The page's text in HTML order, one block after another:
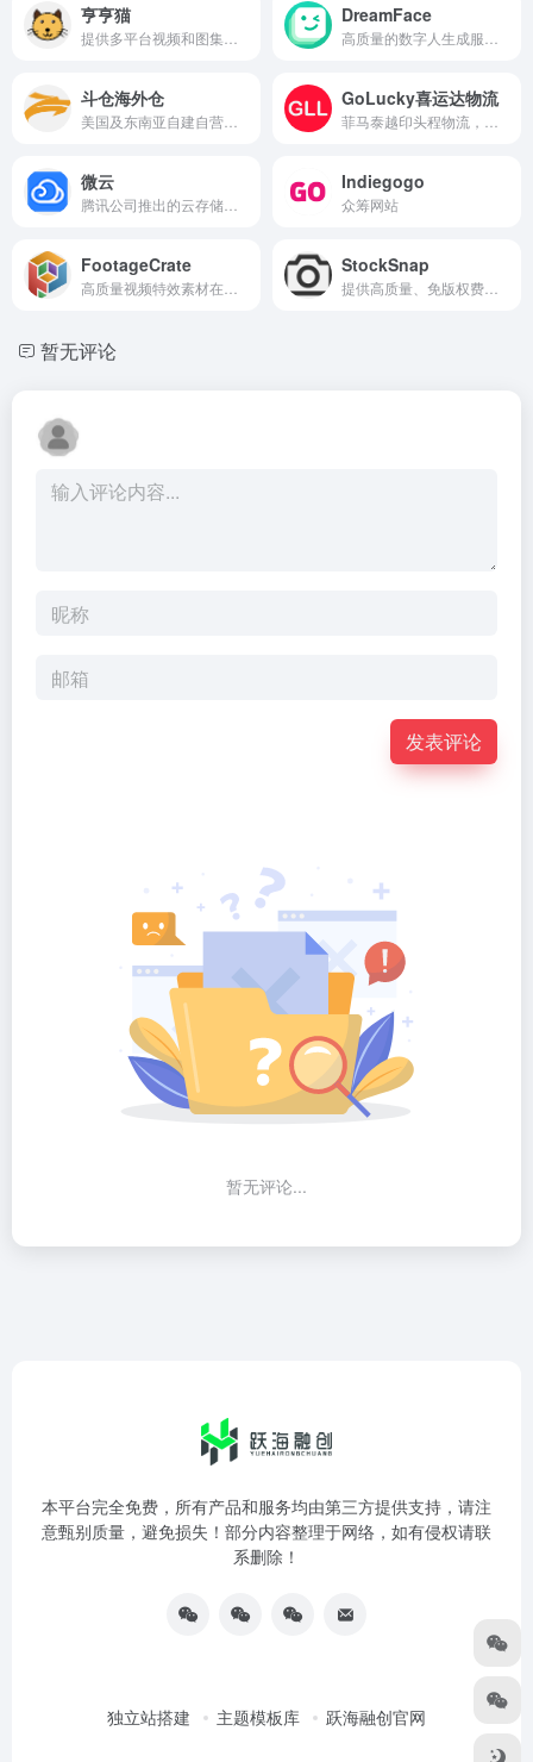
亨亨猫 DreamFace
斗仓海外仓 GoLucky喜运达物流
微云 Indiegogo
众筹网站
FootageCrate StockSnap
暂无评论
发表评论
暂无评论...
本平台完全免费，所有产品和服务均由第三方提供支持，请注
意甄别质量，避免损失！部分内容整理于网络，如有侵权请联
系删除！
独立站搭建 主题模板库 跃海融创官网